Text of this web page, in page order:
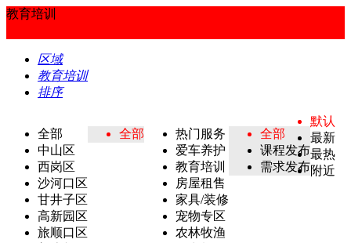
教育培训
区域
教育培训
排序
全部
中山区
西岗区
沙河口区
甘井子区
高新园区
旅顺口区
全部
热门服务
爱车养护
教育培训
房屋租售
家具/装修
宠物专区
农林牧渔
全部
课程发布
需求发布
默认
最新
最热
附近